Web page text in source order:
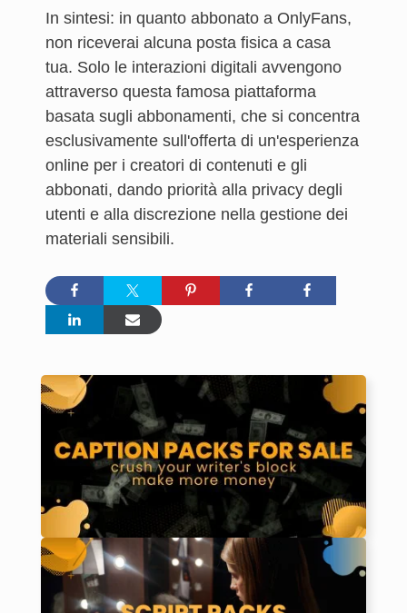
In sintesi: in quanto abbonato a OnlyFans,
non riceverai alcuna posta fisica a casa
tua. Solo le interazioni digitali avvengono
attraverso questa famosa piattaforma
basata sugli abbonamenti, che si concentra
esclusivamente sull'offerta di un'esperienza
online per i creatori di contenuti e gli
abbonati, dando priorità alla privacy degli
utenti e alla discrezione nella gestione dei
materiali sensibili.